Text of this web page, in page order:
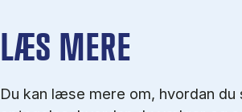
LÆS MERE
Du kan læse mere om, hvordan du